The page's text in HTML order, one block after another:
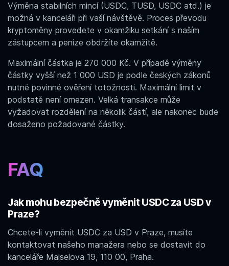
Výměna stabilních mincí (USDC, TUSD, USDC atd.) je
možná v kanceláři při vaší návštěvě. Proces převodu
kryptoměny provedete v okamžiku setkání s naším
zástupcem a peníze obdržíte okamžitě.
Maximální částka je 270 000 Kč. V případě výměny
částky vyšší než 1 000 USD je podle českých zákonů
nutné povinné ověření totožnosti. Maximální limit v
podstatě není omezen. Velká transakce může
vyžadovat rozdělení na několik částí, ale nakonec bude
dosaženo požadované částky.
FAQ
Jak mohu bezpečně vyměnit USDC za USD v
Praze?
Chcete-li vyměnit USDC za USD v Praze, musíte
kontaktovat našeho manažera nebo se dostavit do
kanceláře Maiselova 19, 110 00, Praha.